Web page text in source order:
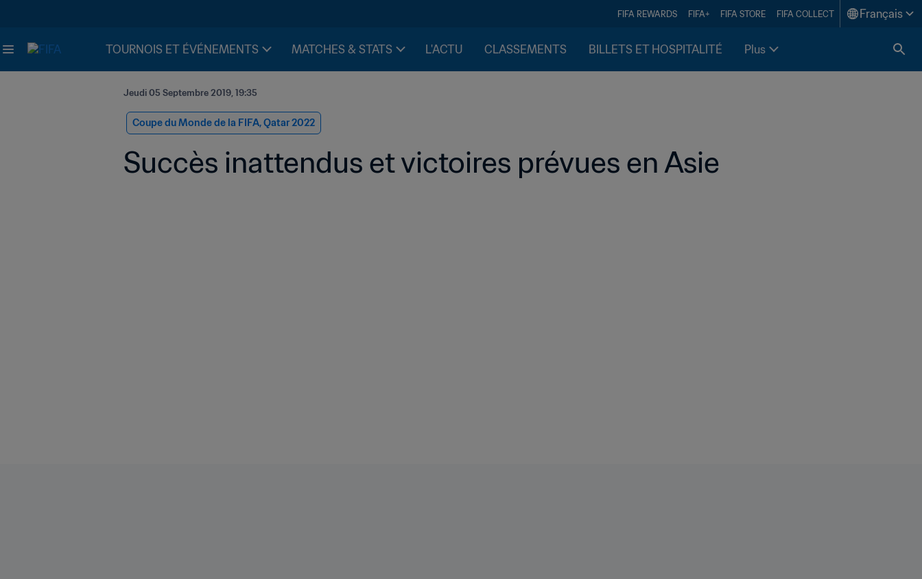
FIFA REWARDS FIFA+ FIFA STORE FIFA COLLECT Français
TOURNOIS ET ÉVÉNEMENTS MATCHES & STATS L'ACTU CLASSEMENTS BILLETS ET HOSPITALITÉ Plus
Jeudi 05 Septembre 2019, 19:35
Coupe du Monde de la FIFA, Qatar 2022
Succès inattendus et victoires prévues en Asie